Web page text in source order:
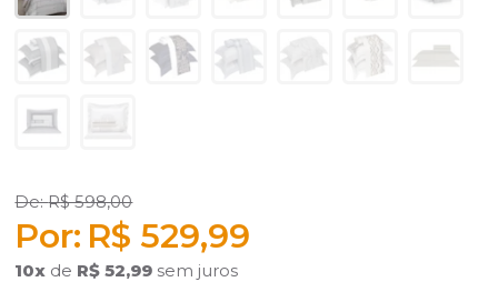
R$ 598,00
R$ 529,99
10x de R$ 52,99 sem juros